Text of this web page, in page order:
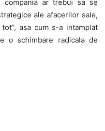
compania ar trebui sa se
ale afacerilor sale,
asa cum s-a intamplat
o schimbare radicala de